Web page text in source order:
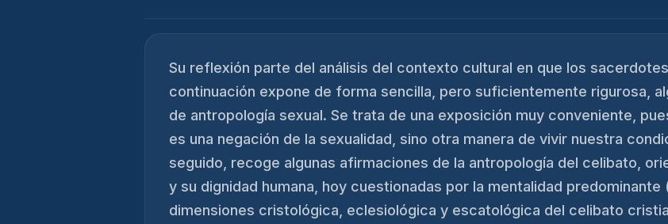
Su reflexión parte del análisis del contexto cultural en que los
continuación expone de forma sencilla, pero suficientemente rigurosa,
de antropología sexual. Se trata de una exposición muy conveniente,
es una negación de la sexualidad, sino otra manera de vivir nuestra
seguido, recoge algunas afirmaciones de la antropología del celibato,
y su dignidad humana, hoy cuestionadas por la mentalidad
dimensiones cristológica, eclesiológica y escatológica del celibato